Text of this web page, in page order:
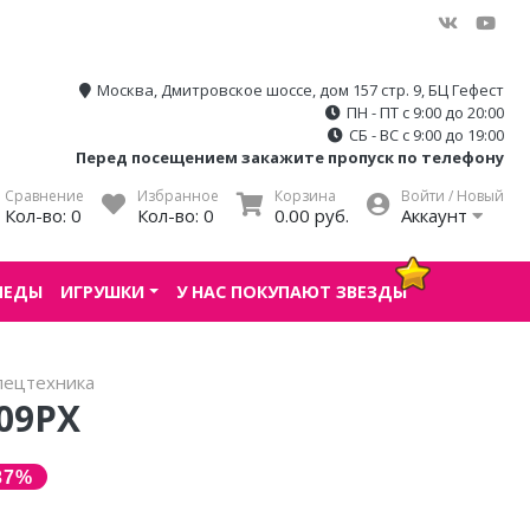
Москва, Дмитровское шоссе, дом 157 стр. 9, БЦ Гефест
ПН - ПТ с 9:00 до 20:00
СБ - ВС с 9:00 до 19:00
Перед посещением закажите пропуск по телефону
Сравнение
Кол-во: 0
Избранное
Кол-во: 0
Корзина
0.00 руб.
Войти / Новый
Аккаунт
ИГРУШКИ У НАС ПОКУПАЮТ ЗВЕЗДЫ